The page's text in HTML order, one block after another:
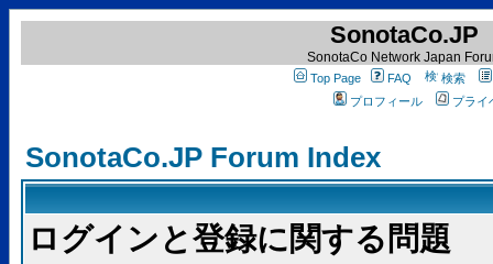
SonotaCo.JP
SonotaCo Network Japan
Top Page FAQ
検索
プロフィール
プライ
SonotaCo.JP Forum Index
ログインと登録に関する問題